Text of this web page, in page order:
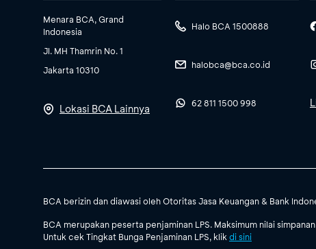
Menara BCA, Grand
Indonesia
Jl. MH Thamrin No. 1
Jakarta 10310
Lokasi BCA Lainnya
Halo BCA 1500888
halobca@bca.co.id
62 811 1500 998
BCA berizin dan diawasi oleh Otoritas Jasa Keuangan & Bank
BCA merupakan peserta penjaminan LPS. Maksimum nilai
Untuk cek Tingkat Bunga Penjaminan LPS, klik di sini